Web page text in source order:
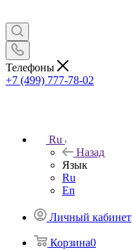
Телефоны
+7 (499) 777-78-02
Ru
Назад
Язык
Ru
En
Личный кабинет
Корзина0